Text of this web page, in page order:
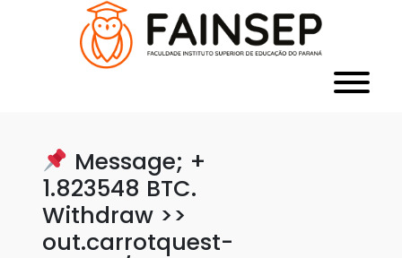
Message; +
1.823548 BTC.
Withdraw >>
out.carrotquest-